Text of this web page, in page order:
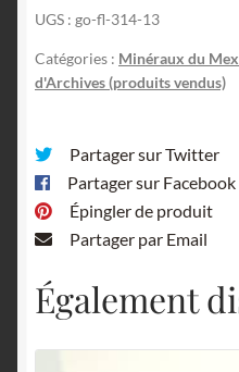
UGS : go-fl-314-13
Catégories : Minéraux du
d'Archives (produits vendus)
Partager sur Twitter
Partager sur Facebook
Épingler de produit
Partager par Email
Également